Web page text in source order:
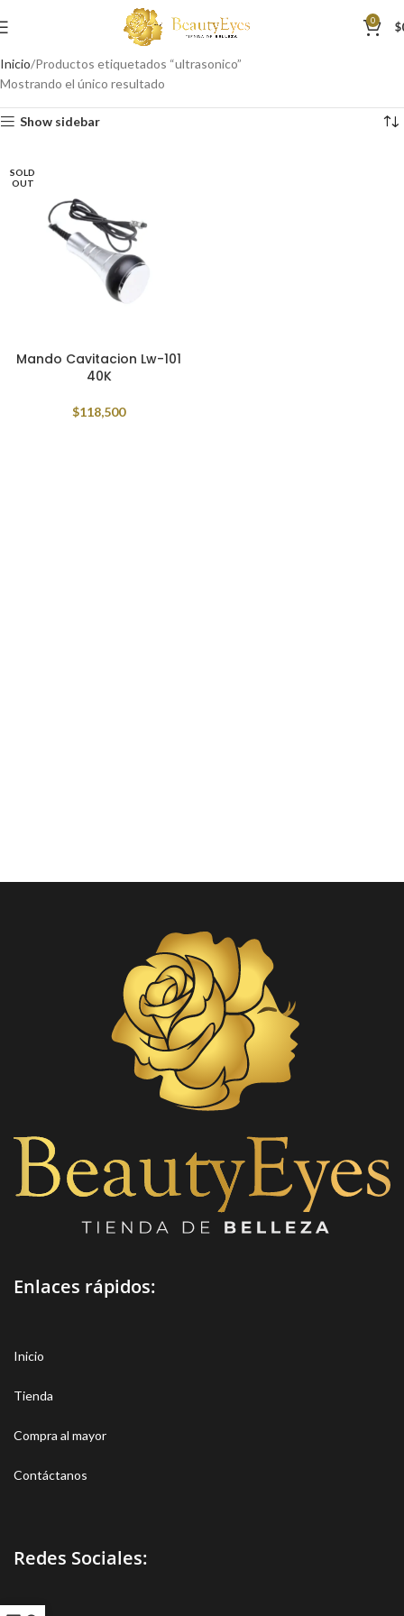
0 $
Inicio Productos etiquetados “ultrasonico”
Mostrando el único resultado
Show sidebar
SOLD
OUT
Mando Cavitacion Lw-101
40K
$118,500
Enlaces rápidos:
Inicio
Tienda
Compra al mayor
Contáctanos
Redes Sociales: